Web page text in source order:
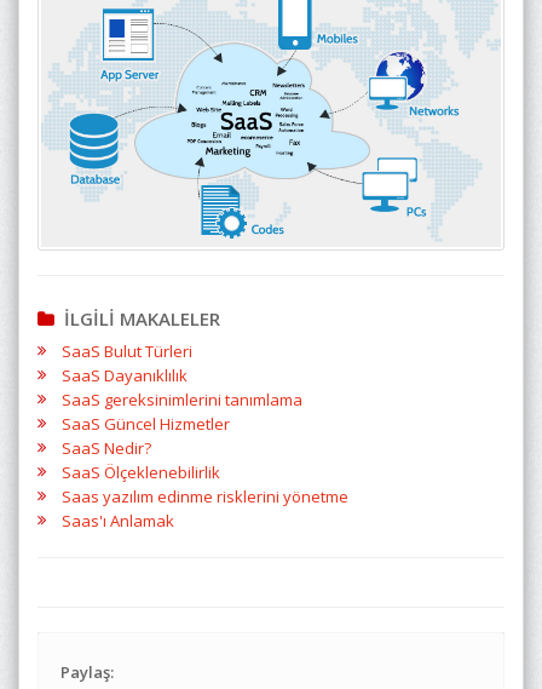
İLGİLİ MAKALELER
SaaS Bulut Türleri
SaaS Dayanıklılık
SaaS gereksinimlerini tanımlama
SaaS Güncel Hizmetler
SaaS Nedir?
SaaS Ölçeklenebilirlik
Saas yazılım edinme risklerini yönetme
Saas'ı Anlamak
Paylaş: